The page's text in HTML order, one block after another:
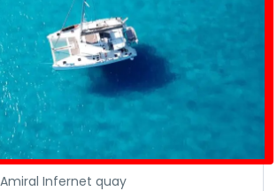
Infernet quay